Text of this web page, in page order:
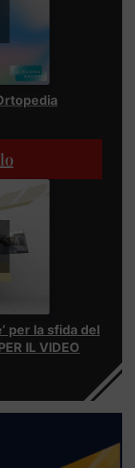
per la sfida del
IL VIDEO